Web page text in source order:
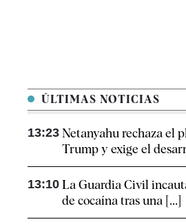
ÚLTIMAS NOTICIAS
13:23 Netanyahu rechaza el
Trump y exige el
13:10 La Guardia Civil
de cocaína tras una [...]